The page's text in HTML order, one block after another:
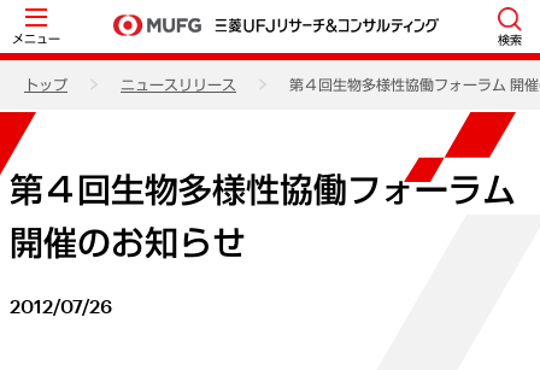
メニュー 検索
トップ ニュースリリース 第４回生物多様性協働フォーラム 開
第４回生物多様性協働フォーラム
開催のお知らせ
2012/07/26